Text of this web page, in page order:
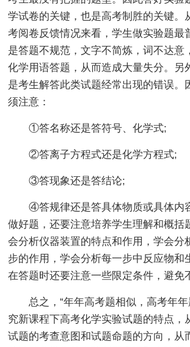
学试卷的关键，也是高考制胜的关键。
考阅卷反馈情况来看，学生做实验题最
是答题不规范，文字不简炼，词不达意
化学用语答题，从而造成大量失分。另
是考生解答此类试题经常出现的错误。
须注意：
①答名称还是答符号、化学式;
②答离子方程式还是化学方程式;
③答现象还是答结论;
④答规律还是答具体物质或具体内
做好题，还要注意培养学生理解和概括
会分析仪器装置的特点和作用，学会分
步的作用，学会分析每一步中反应物和
在答题时还要注意一些限定条件，避免
总之，“年年高考题相似，高考年年
究新课程下高考化学实验试题的特点，
试题的考查意图和试题命题的方向，从